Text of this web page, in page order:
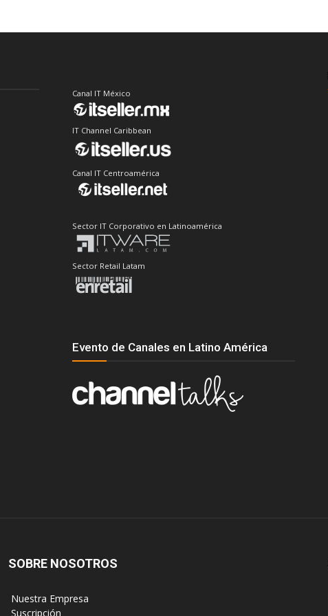
Canal IT México
IT Channel Caribbean
Canal IT Centroamérica
Sector IT Corporativo en Latinoamérica
Sector Retail Latam
Evento de Canales en Latino América
SOBRE NOSOTROS
‎ Nuestra Empresa
‎ Suscripción